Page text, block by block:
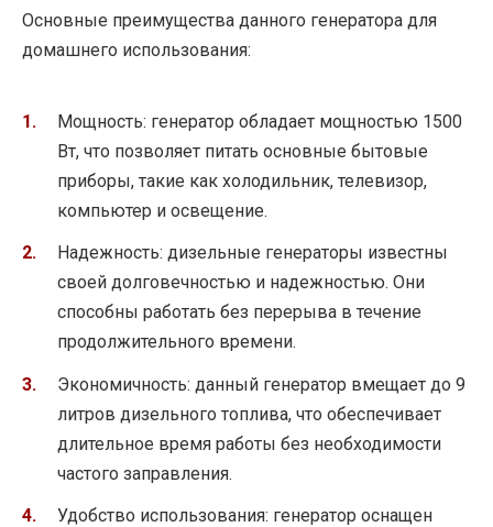
Основные преимущества данного генератора для
домашнего использования:
Мощность: генератор обладает мощностью 1500
Вт, что позволяет питать основные бытовые
приборы, такие как холодильник, телевизор,
компьютер и освещение.
Надежность: дизельные генераторы известны
своей долговечностью и надежностью. Они
способны работать без перерыва в течение
продолжительного времени.
Экономичность: данный генератор вмещает до 9
литров дизельного топлива, что обеспечивает
длительное время работы без необходимости
частого заправления.
Удобство использования: генератор оснащен